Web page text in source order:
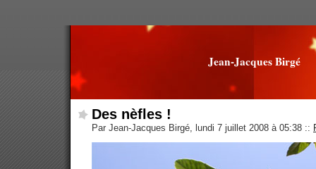
Jean-Jacques Birgé
Des nèfles !
Par Jean-Jacques Birgé, lundi 7 juillet 2008 à 05:38 ::